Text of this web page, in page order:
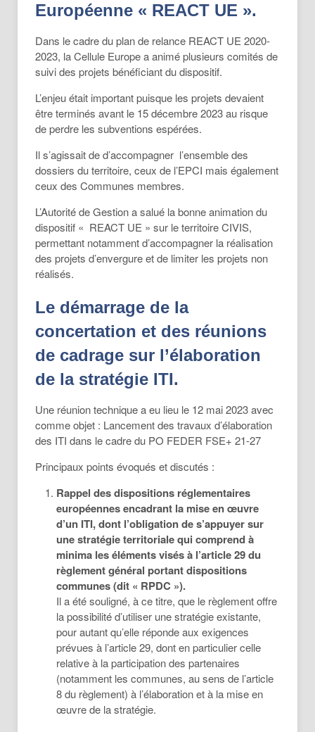
Européenne « REACT UE ».
Dans le cadre du plan de relance REACT UE 2020-
2023, la Cellule Europe a animé plusieurs comités de
suivi des projets bénéficiant du dispositif.
L’enjeu était important puisque les projets devaient
être terminés avant le 15 décembre 2023 au risque
de perdre les subventions espérées.
Il s’agissait de d’accompagner l’ensemble des
dossiers du territoire, ceux de l’EPCI mais également
ceux des Communes membres.
L’Autorité de Gestion a salué la bonne animation du
dispositif « REACT UE » sur le territoire CIVIS,
permettant notamment d’accompagner la réalisation
des projets d’envergure et de limiter les projets non
réalisés.
Le démarrage de la
concertation et des réunions
de cadrage sur l’élaboration
de la stratégie ITI.
Une réunion technique a eu lieu le 12 mai 2023 avec
comme objet : Lancement des travaux d’élaboration
des ITI dans le cadre du PO FEDER FSE+ 21-27
Principaux points évoqués et discutés :
Rappel des dispositions réglementaires
européennes encadrant la mise en œuvre
d’un ITI, dont l’obligation de s’appuyer sur
une stratégie territoriale qui comprend à
minima les éléments visés à l’article 29 du
règlement général portant dispositions
communes (dit « RPDC »).
Il a été souligné, à ce titre, que le règlement offre
la possibilité d’utiliser une stratégie existante,
pour autant qu’elle réponde aux exigences
prévues à l’article 29, dont en particulier celle
relative à la participation des partenaires
(notamment les communes, au sens de l’article
8 du règlement) à l’élaboration et à la mise en
œuvre de la stratégie.